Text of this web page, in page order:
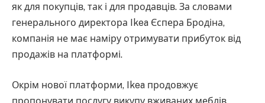
як для покупців, так і для продавців. За словами
генерального директора Ikea Єспера Бродіна,
компанія не має наміру отримувати прибуток від
продажів на платформі.
Окрім нової платформи, Ikea продовжує
пропонувати послугу викупу вживаних меблів